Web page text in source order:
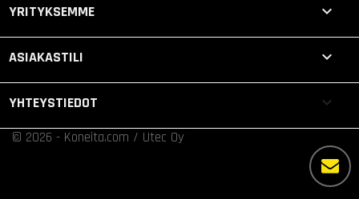
YRITYKSEMME 
ASIAKASTILI 
YHTEYSTIEDOT keyboard_arrow_down
© 2026 - Koneita.com / Utec Oy